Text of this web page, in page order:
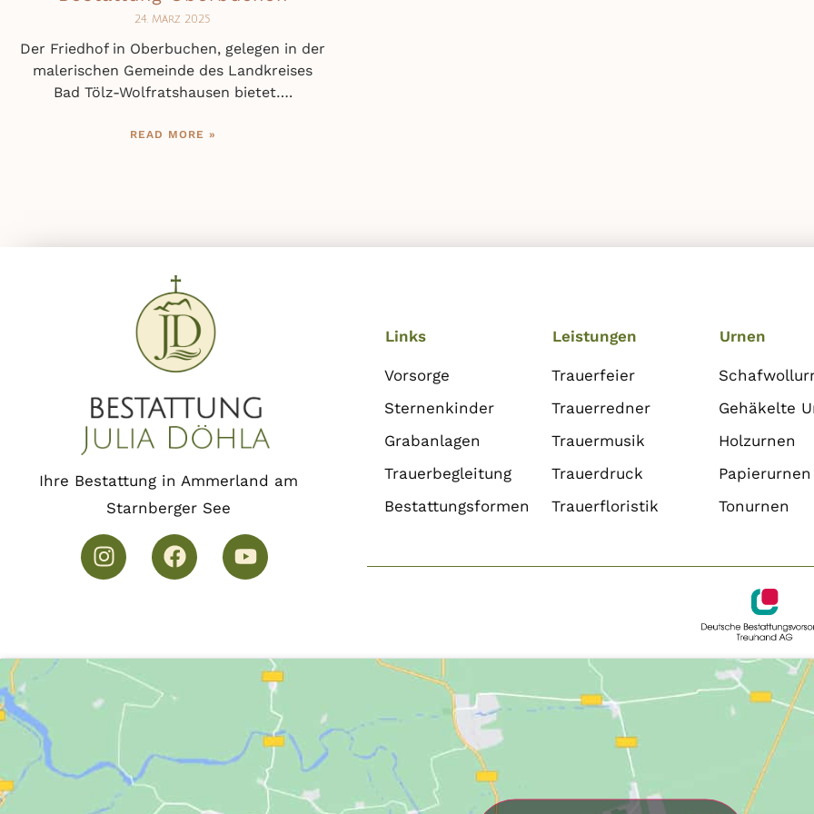
24. März 2025
Der Friedhof in Oberbuchen, gelegen in der
malerischen Gemeinde des Landkreises
Bad Tölz-Wolfratshausen bietet….
READ MORE »
Ihre Bestattung in Ammerland am
Starnberger See
Links
Vorsorge
Sternenkinder
Grabanlagen
Trauerbegleitung
Bestattungsformen
Leistungen
Trauerfeier
Trauerredner
Trauermusik
Trauerdruck
Trauerfloristik
Urnen
Gehäkelte
Holzurnen
Papierurnen
Tonurnen